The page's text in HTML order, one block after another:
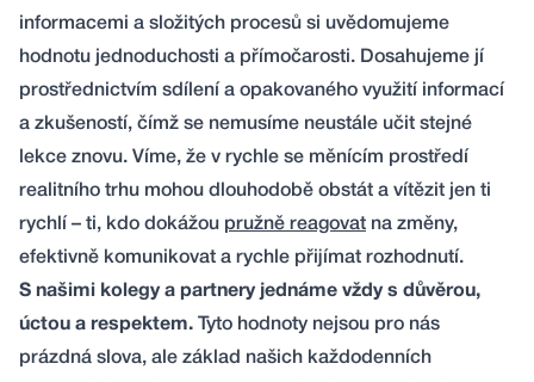
informacemi a složitých procesů si uvědomujeme
hodnotu jednoduchosti a přímočarosti. Dosahujeme jí
prostřednictvím sdílení a opakovaného využití informací
a zkušeností, čímž se nemusíme neustále učit stejné
lekce znovu. Víme, že v rychle se měnícím prostředí
realitního trhu mohou dlouhodobě obstát a vítězit jen ti
rychlí – ti, kdo dokážou pružně reagovat na změny,
efektivně komunikovat a rychle přijímat rozhodnutí.
S našimi kolegy a partnery jednáme vždy s důvěrou,
úctou a respektem. Tyto hodnoty nejsou pro nás
prázdná slova, ale základ našich každodenních